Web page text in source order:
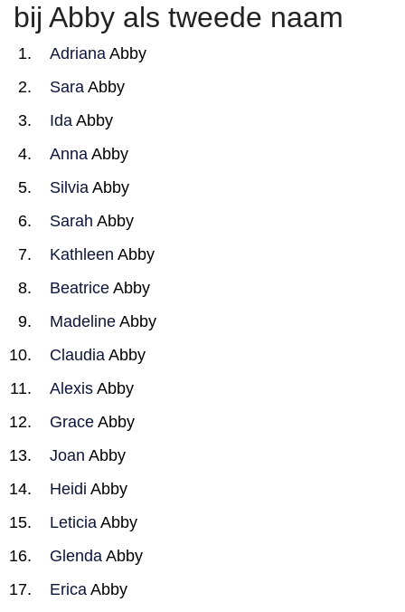
bij Abby als tweede naam
Adriana Abby
Sara Abby
Ida Abby
Anna Abby
Silvia Abby
Sarah Abby
Kathleen Abby
Beatrice Abby
Madeline Abby
Claudia Abby
Alexis Abby
Grace Abby
Joan Abby
Heidi Abby
Leticia Abby
Glenda Abby
Erica Abby